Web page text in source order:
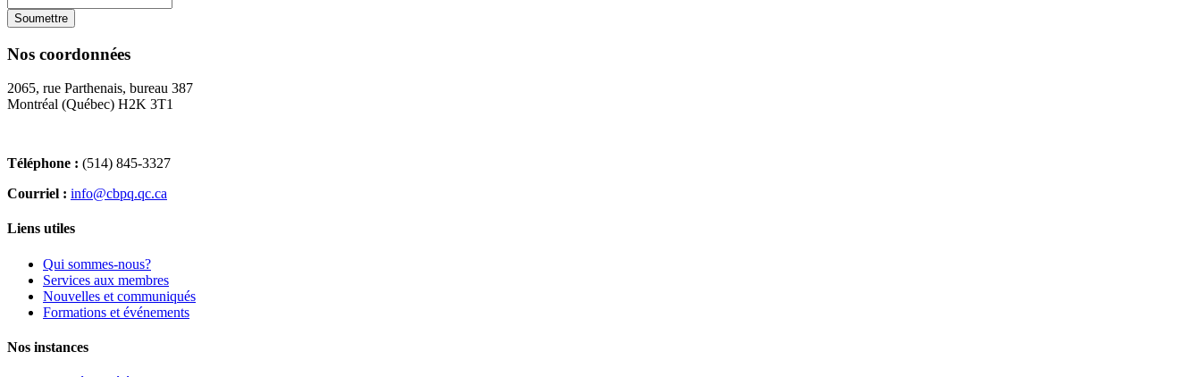
Nos coordonnées
2065, rue Parthenais, bureau 387
Montréal (Québec) H2K 3T1
Téléphone : (514) 845-3327
Courriel : info@cbpq.qc.ca
Liens utiles
Qui sommes-nous?
Services aux membres
Nouvelles et communiqués
Formations et événements
Nos instances